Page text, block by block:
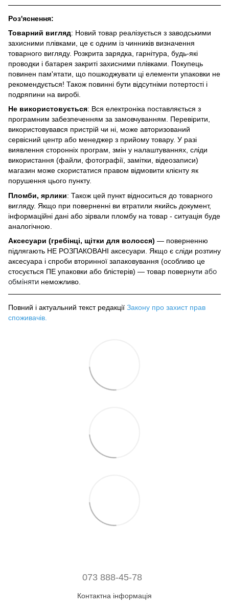
Роз'яснення:
Товарний вигляд: Новий товар реалізується з заводськими
захисними плівками, це є одним із чинників визначення
товарного вигляду. Розкрита зарядка, гарнітура, будь-які
проводки і батарея закриті захисними плівками. Покупець
повинен пам'ятати, що пошкоджувати ці елементи упаковки не
рекомендується! Також повинні бути відсутніми потертості і
подряпини на виробі.
Не використовується: Вся електроніка поставляється з
програмним забезпеченням за замовчуванням. Перевірити,
використовувався пристрій чи ні, може авторизований
сервісний центр або менеджер з прийому товару. У разі
виявлення сторонніх програм, змін у налаштуваннях, сліди
використання (файли, фотографії, замітки, відеозаписи)
магазин може скористатися правом відмовити клієнту як
порушення цього пункту.
Пломби, ярлики: Також цей пункт відноситься до товарного
вигляду. Якщо при поверненні ви втратили якийсь документ,
інформаційні дані або зірвали пломбу на товар - ситуація буде
аналогічною.
Аксесуари (гребінці, щітки для волосся) — поверненню
підлягають НЕ РОЗПАКОВАНІ аксесуари. Якщо є сліди розтину
аксесуара і спроби вторинної запаковування (особливо це
стосується ПЕ упаковки або блістерів) — товар повернути або
обміняти неможливо.
Повний і актуальний текст редакції Закону про захист прав
споживачів
073 888-45-78
Контактна інформація